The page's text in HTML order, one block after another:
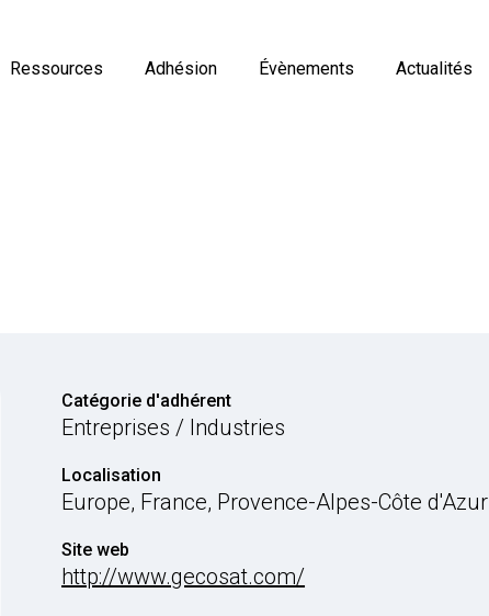
Ressources Adhésion Évènements Actualités
Catégorie d'adhérent
Entreprises / Industries
Localisation
Europe, France, Provence-Alpes-Côte d'Azur
Site web
http://www.gecosat.com/